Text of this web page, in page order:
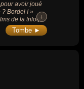
avoir joué
Bordel ! »
de la trilogie
(1973 et 1975).
française de
+
+
Tombe ►